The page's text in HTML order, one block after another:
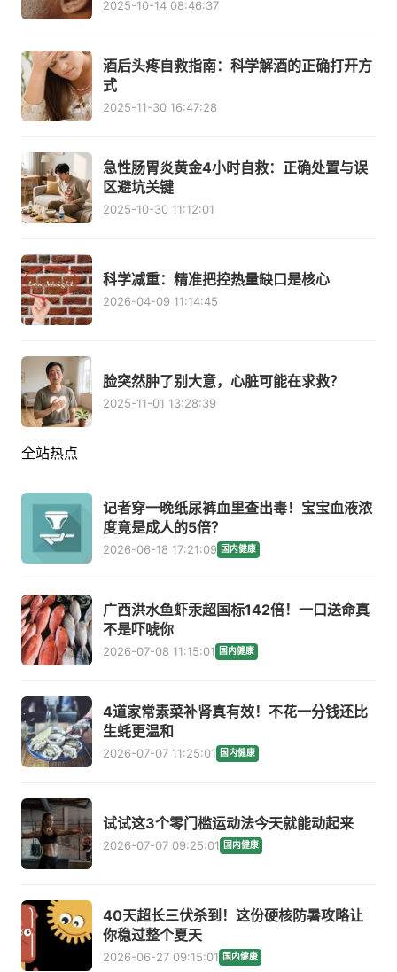
2025-10-14 08:46:37
酒后头疼自救指南：科学解酒的正确打开方
式
2025-11-30 16:47:28
急性肠胃炎黄金4小时自救：正确处置与误
区避坑关键
2025-10-30 11:12:01
科学减重：精准把控热量缺口是核心
2026-04-09 11:14:45
脸突然肿了别大意，心脏可能在求救？
2025-11-01 13:28:39
全站热点
记者穿一晚纸尿裤血里查出毒！宝宝血液浓
度竟是成人的5倍？
2026-06-18 17:21:09 国内健康
广西洪水鱼虾汞超国标142倍！一口送命真
不是吓唬你
2026-07-08 11:15:01 国内健康
4道家常素菜补肾真有效！不花一分钱还比
生蚝更温和
2026-07-07 11:25:01 国内健康
试试这3个零门槛运动法今天就能动起来
2026-07-07 09:25:01 国内健康
40天超长三伏杀到！这份硬核防暑攻略让
你稳过整个夏天
2026-06-27 09:15:01 国内健康